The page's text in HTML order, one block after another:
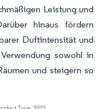
Leistung und
hinaus fördern
Duftintensität und
sowohl in
und steigern so